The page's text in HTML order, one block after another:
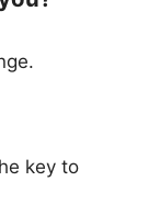
key to